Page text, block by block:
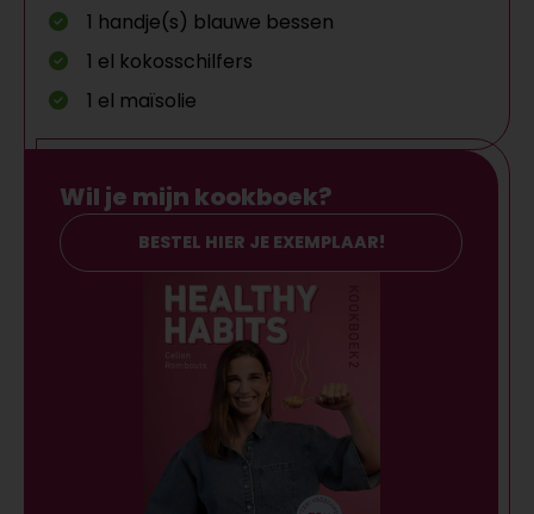
1 handje(s) blauwe bessen
1 el kokosschilfers
1 el maïsolie
Wil je mijn kookboek?
BESTEL HIER JE EXEMPLAAR!